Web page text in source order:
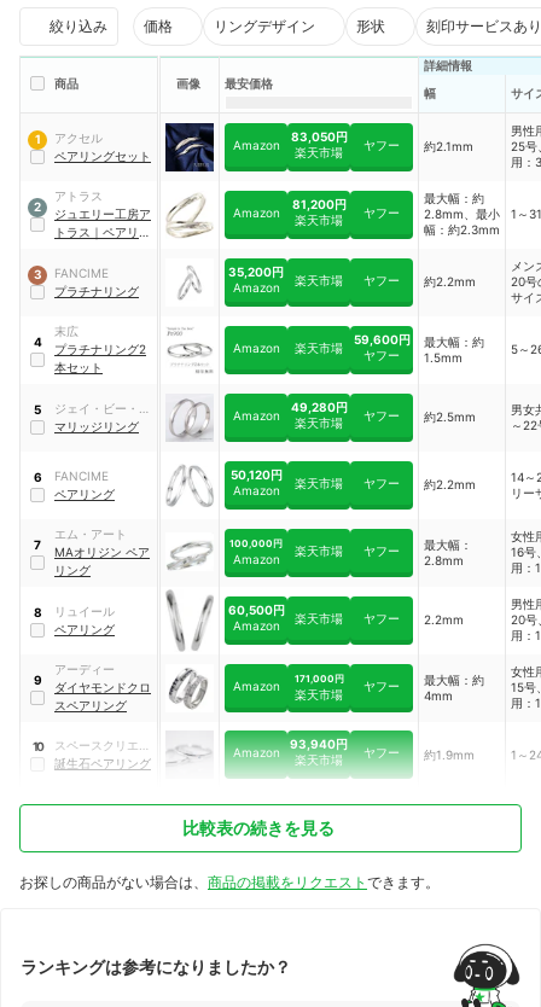
絞り込み 価格 リングデザイン 形状 刻印サービスあり
商品 画像 最安価格
詳細情報
幅
サイ
1
アクセル
ペアリングセット
Amazon
83,050円
楽天市場
ヤフー 約2.1mm
男性
25号
用：
2
アトラス
ジュエリー工房ア
トラス ｜ ペアリン
Amazon
81,200円
楽天市場
ヤフー
最大幅：約
2.8mm、最小
幅：約2.3mm
1～
3
FANCIME
プラチナリング
35,200円
Amazon
楽天市場 ヤフー 約2.2mm
メン
20号
サイ
サイ
4
末広
プラチナリング2
本セット
Amazon 楽天市場
59,600円
ヤフー
最大幅：約
1.5mm
5～
5
ジェイ・ビー・シ
ー
マリッジリング
Amazon
49,280円
楽天市場
ヤフー 約2.5mm
男女
～22
6
FANCIME
ペアリング
50,120円
Amazon
楽天市場 ヤフー 約2.2mm
14～
リー
7
エム・アート
MAオリジン ペア
リング
100,000円
Amazon
楽天市場 ヤフー
最大幅：
2.8mm
女性
16号
用：
8
リュイール
ペアリング
60,500円
Amazon
楽天市場 ヤフー 2.2mm
男性
20号
用：
9
アーディー
ダイヤモンドクロ
スペアリング
Amazon 171,000円
楽天市場
ヤフー
最大幅：約
4mm
女性
15号
用：
10
スペースクリエー
ター
誕生石ペアリング
Amazon
93,940円
楽天市場
ヤフー 約1.9mm 1～
比較表の続きを見る
お探しの商品がない場合は、 商品の掲載をリクエスト できます。
ランキングは参考になりましたか？